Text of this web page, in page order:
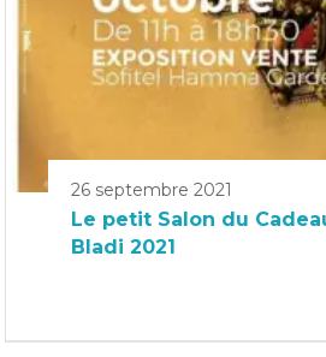
26 septembre 2021
Le petit Salon du
Bladi 2021